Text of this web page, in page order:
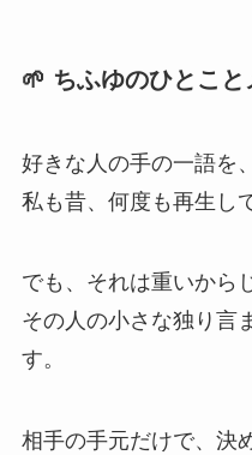
🌱 ちふゆのひとこと
好きな人の手の一語を、
私も昔、何度も再生し
でも、それは重いから
その人の小さな独り言
す。
相手の手元だけで、決